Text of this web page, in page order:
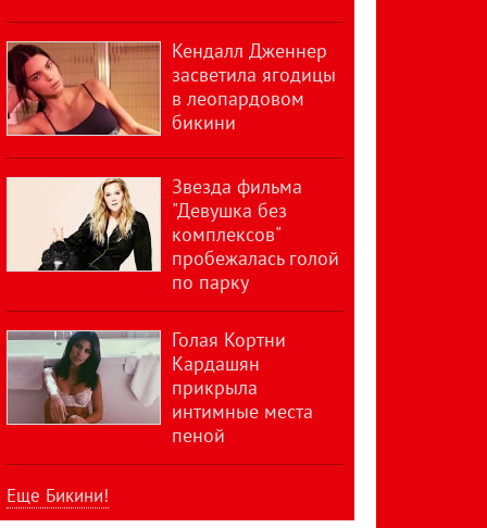
Кендалл Дженнер
засветила ягодицы
в леопардовом
бикини
Звезда фильма
"Девушка без
комплексов"
пробежалась голой
по парку
Голая Кортни
Кардашян
прикрыла
интимные места
пеной
Еще Бикини!